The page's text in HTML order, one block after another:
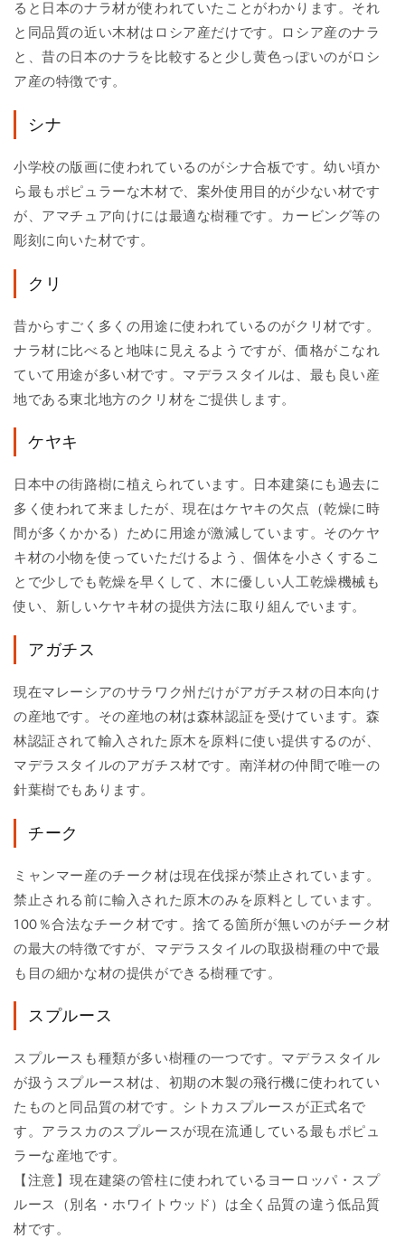
ると日本のナラ材が使われていたことがわかります。それ
と同品質の近い木材はロシア産だけです。ロシア産のナラ
と、昔の日本のナラを比較すると少し黄色っぽいのがロシ
ア産の特徴です。
シナ
小学校の版画に使われているのがシナ合板です。幼い頃か
ら最もポピュラーな木材で、案外使用目的が少ない材です
が、アマチュア向けには最適な樹種です。カービング等の
彫刻に向いた材です。
クリ
昔からすごく多くの用途に使われているのがクリ材です。
ナラ材に比べると地味に見えるようですが、価格がこなれ
ていて用途が多い材です。マデラスタイルは、最も良い産
地である東北地方のクリ材をご提供します。
ケヤキ
日本中の街路樹に植えられています。日本建築にも過去に
多く使われて来ましたが、現在はケヤキの欠点（乾燥に時
間が多くかかる）ために用途が激減しています。そのケヤ
キ材の小物を使っていただけるよう、個体を小さくするこ
とで少しでも乾燥を早くして、木に優しい人工乾燥機械も
使い、新しいケヤキ材の提供方法に取り組んでいます。
アガチス
現在マレーシアのサラワク州だけがアガチス材の日本向け
の産地です。その産地の材は森林認証を受けています。森
林認証されて輸入された原木を原料に使い提供するのが、
マデラスタイルのアガチス材です。南洋材の仲間で唯一の
針葉樹でもあります。
チーク
ミャンマー産のチーク材は現在伐採が禁止されています。
禁止される前に輸入された原木のみを原料としています。
100％合法なチーク材です。捨てる箇所が無いのがチーク材
の最大の特徴ですが、マデラスタイルの取扱樹種の中で最
も目の細かな材の提供ができる樹種です。
スプルース
スプルースも種類が多い樹種の一つです。マデラスタイル
が扱うスプルース材は、初期の木製の飛行機に使われてい
たものと同品質の材です。シトカスプルースが正式名で
す。アラスカのスプルースが現在流通している最もポピュ
ラーな産地です。
【注意】現在建築の管柱に使われているヨーロッパ・スプ
ルース（別名・ホワイトウッド）は全く品質の違う低品質
材です。